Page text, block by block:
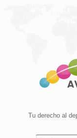
Tu derecho al